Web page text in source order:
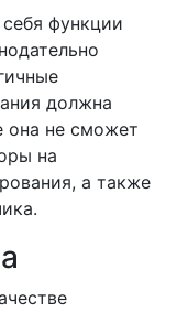
функции
должна
она не сможет
на
а также